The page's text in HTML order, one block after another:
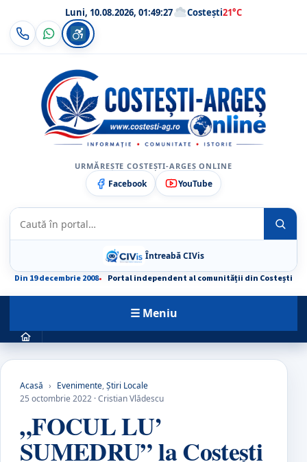
Luni, 10.08.2026, 01:49:28 Costești21°C
URMĂREȘTE COSTEȘTI-ARGEȘ ONLINE
Facebook YouTube
Caută
Întreabă CIVis
Din 19 decembrie 2008
Portal independent al comunității din Costești
☰ Meniu
Acasă › Evenimente,Știri Locale
25 octombrie 2022 · Cristian Vlădescu
„FOCUL LU’
SUMEDRU” la Costești